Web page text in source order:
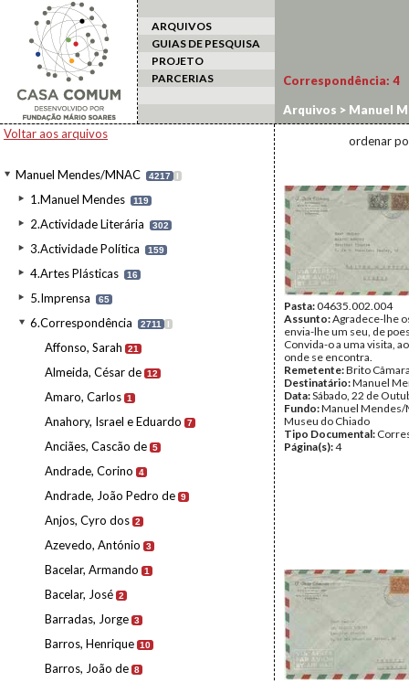
ARQUIVOS
GUIAS DE PESQUISA
PROJETO
PARCERIAS
Voltar aos arquivos
Manuel Mendes/MNAC 4217 I
1.Manuel Mendes 119
2.Actividade Literária 302
3.Actividade Política 159
4.Artes Plásticas 16
5.Imprensa 65
6.Correspondência 2711 I
Affonso, Sarah 21
Almeida, César de 12
Amaro, Carlos 1
Anahory, Israel e Eduardo 7
Anciães, Cascão de 5
Andrade, Corino 4
Andrade, João Pedro de 9
Anjos, Cyro dos 2
Azevedo, António 3
Bacelar, Armando 1
Bacelar, José 2
Barradas, Jorge 3
Barros, Henrique 10
Barros, João de 8
Correspondência: 4
Arquivos > Manuel
ordenar
Pasta:04635.002.004
Assunto:Agradece-lhe
envia-lhe um seu, de
Convida-o a uma visita,
onde se encontra.
Remetente:Brito
Destinatário:Manuel
Data:Sábado, 22 de
Fundo:Manuel Mendes/
Museu do Chiado
Tipo Documental:
Página(s):4